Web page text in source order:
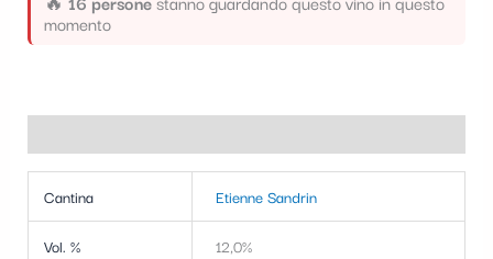
momento
Cantina Etienne Sandrin
Vol. % 12,0%